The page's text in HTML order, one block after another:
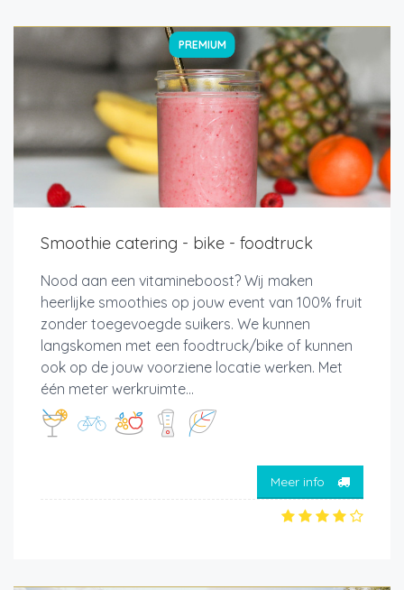
PREMIUM
Smoothie catering - bike - foodtruck
Nood aan een vitamineboost? Wij maken
heerlijke smoothies op jouw event van 100% fruit
zonder toegevoegde suikers. We kunnen
langskomen met een foodtruck/bike of kunnen
ook op de jouw voorziene locatie werken. Met
één meter werkruimte...
Meer info